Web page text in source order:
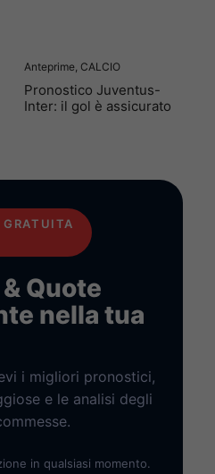
Anteprime, CALCIO
Pronostico Juventus-
Inter: il gol è assicurato
GRATUITA
Quote
nella tua
i migliori pronostici,
e le analisi degli
in qualsiasi momento.